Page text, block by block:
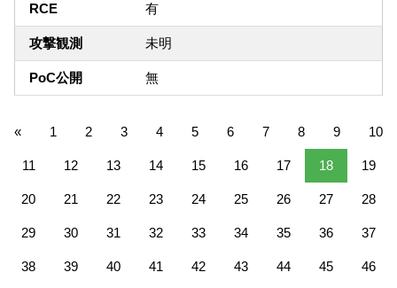
RCE 有
攻撃観測 未明
PoC公開 無
« 1 2 3 4 5 6 7 8 9 10
11 12 13 14 15 16 17 18 19
20 21 22 23 24 25 26 27 28
29 30 31 32 33 34 35 36 37
38 39 40 41 42 43 44 45 46